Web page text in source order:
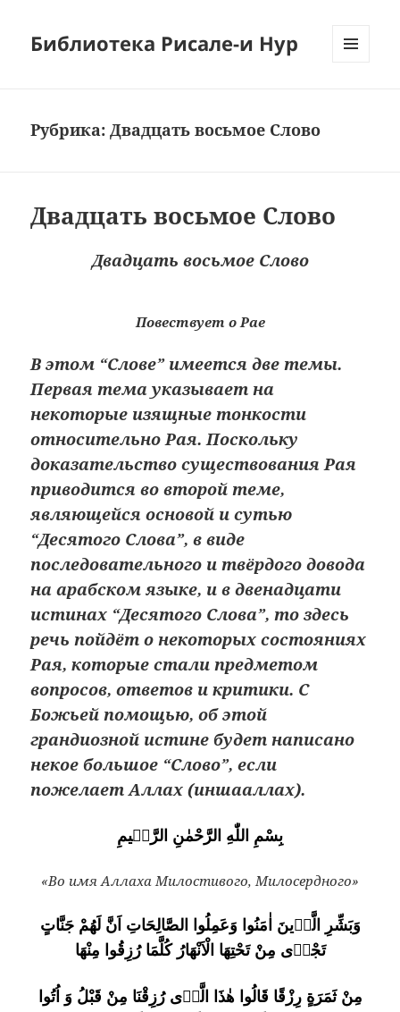
Библиотека Рисале-и Нур
Рубрика:Двадцать восьмое Слово
Двадцать восьмое Слово
Двадцать восьмое Слово
Повествует о Рае
В этом “Слове” имеется две темы.
Первая тема указывает на
некоторые изящные тонкости
относительно Рая. Поскольку
доказательство существования Рая
приводится во второй теме,
являющейся основой и сутью
“Десятого Слова”, в виде
последовательного и твёрдого довода
на арабском языке, и в двенадцати
истинах “Десятого Слова”, то здесь
речь пойдёт о некоторых состояниях
Рая, которые стали предметом
вопросов, ответов и критики. С
Божьей помощью, об этой
грандиозной истине будет написано
некое большое “Слово”, если
пожелает Аллах (иншааллах).
بِسْمِ اللّٰهِ الرَّحْمٰنِ الرَّحٖيمِ
«Во имя Аллаха Милостивого, Милосердного»
وَبَشِّرِ الَّذٖينَ اٰمَنُوا وَعَمِلُوا الصَّالِحَاتِ اَنَّ لَهُمْ جَنَّاتٍ
تَجْرٖى مِنْ تَحْتِهَا الْاَنْهَارُ كُلَّمَا رُزِقُوا مِنْهَا
مِنْ ثَمَرَةٍ رِزْقًا قَالُوا هٰذَا الَّذٖى رُزِقْنَا مِنْ قَبْلُ وَ اُتُوا